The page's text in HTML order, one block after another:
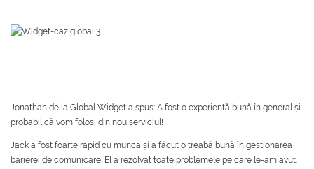
Jonathan de la Global Widget a spus: A fost o experiență bună în general și
probabil că vom folosi din nou serviciul!
Jack a fost foarte rapid cu munca și a făcut o treabă bună în gestionarea
barierei de comunicare. El a rezolvat toate problemele pe care le-am avut.